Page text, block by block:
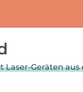
Geräten